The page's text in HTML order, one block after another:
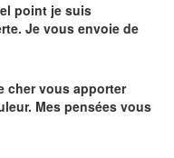
point je suis
Je vous envoie de
cher vous apporter
Mes pensées vous